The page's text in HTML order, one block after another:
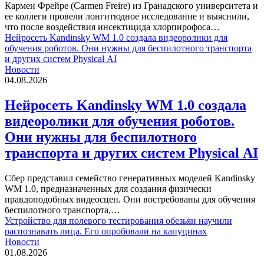
Кармен Фрейре (Carmen Freire) из Гранадского университета и
ее коллеги провели лонгитюдное исследование и выяснили,
что после воздействия инсектицида хлорпирофоса…
Нейросеть Kandinsky WM 1.0 создала видеоролики для
обучения роботов. Они нужны для беспилотного транспорта
и других систем Physical AI
Новости
04.08.2026
Нейросеть Kandinsky WM 1.0 создала
видеоролики для обучения роботов.
Они нужны для беспилотного
транспорта и других систем Physical AI
Сбер представил семейство генеративных моделей Kandinsky
WM 1.0, предназначенных для создания физически
правдоподобных видеосцен. Они востребованы для обучения
беспилотного транспорта,…
Устройство для полевого тестирования обезьян научили
распознавать лица. Его опробовали на капуцинах
Новости
01.08.2026